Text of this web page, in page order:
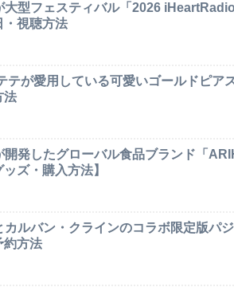
大型フェスティバル「2026
・視聴方法
テが愛用している可愛いゴールドピア
法
開発したグローバル食品ブランド「
ッズ・購入方法】
カルバン・クラインのコラボ限定版パ
約方法